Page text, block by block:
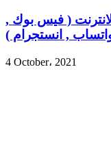
( فيس بوك ,
, انستجرام )
4 October، 2021